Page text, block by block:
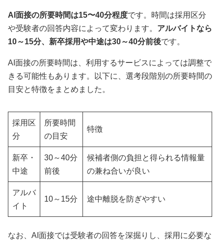
AI面接の所要時間は15〜40分程度です。時間は採用区分
や受験者の回答内容によって変わります。 アルバイトなら
10～15分、新卒採用や中途は30～40分前後です。
AI面接の所要時間は、利用するサービスによっては調整で
きる可能性もあります。以下に、選考段階別の所要時間の
目安と特徴をまとめました。
採用区
分
所要時間
の目安
特徴
新卒・
中途
30～40分
前後
候補者側の負担と得られる情報量
の兼ね合いが良い
アルバ
イト
10～15分 途中離脱を防ぎやすい
なお、AI面接では受験者の回答を深掘りし、採用に必要な